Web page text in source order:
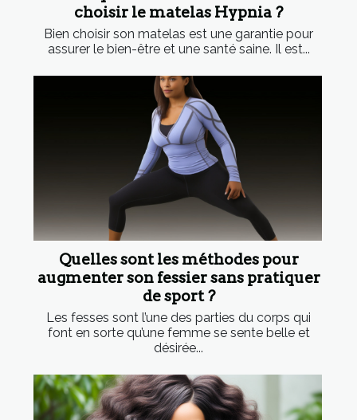
choisir le matelas Hypnia ?
Bien choisir son matelas est une garantie pour
assurer le bien-être et une santé saine. Il est...
Quelles sont les méthodes pour
augmenter son fessier sans pratiquer
de sport ?
Les fesses sont l’une des parties du corps qui
font en sorte qu’une femme se sente belle et
désirée...